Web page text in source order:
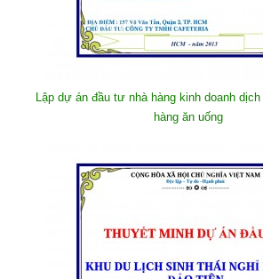
Lập dự án đầu tư nhà hàng kinh doanh
hàng ăn uống